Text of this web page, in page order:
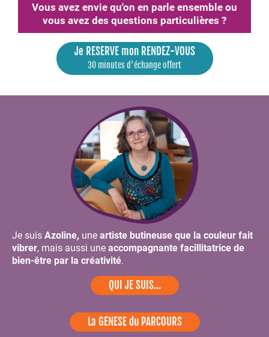
Vous avez envie qu'on en parle ensemble ou
vous avez des questions particulières ?
Je RESERVE mon RENDEZ-VOUS
30 minutes d'échange offert
Je suis Azoline, une artiste butineuse que la couleur fait
vibrer, mais aussi une accompagnante facillitatrice de
bien-être par la créativité.
QUI JE SUIS…
La GENESE du PARCOURS